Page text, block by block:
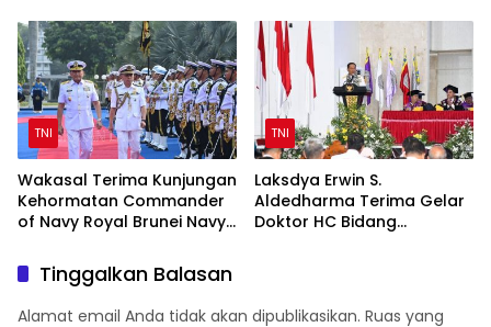
Disabilitas
TNI
Wakasal Terima Kunjungan
Kehormatan Commander
of Navy Royal Brunei Navy
TNI
Laksdya Erwin S.
Aldedharma Terima Gelar
Doktor HC Bidang
Tinggalkan Balasan
Alamat email Anda tidak akan dipublikasikan. Ruas yang